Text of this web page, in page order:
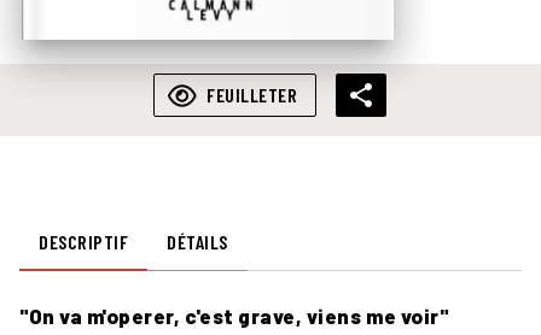
FEUILLETER
DESCRIPTIF DÉTAILS
"On va m'operer, c'est grave, viens me voir"